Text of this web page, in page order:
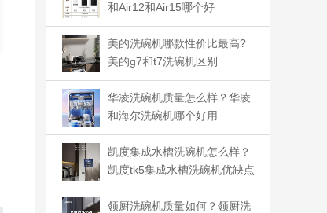
和Air12和Air15哪个好
美的洗碗机哪款性价比最高?
美的g7和t7洗碗机区别
华凌洗碗机质量怎么样？华凌
和海尔洗碗机哪个好用
凯度集成水槽洗碗机怎么样？
凯度tk5集成水槽洗碗机优缺点
领厨洗碗机质量如何？领厨洗